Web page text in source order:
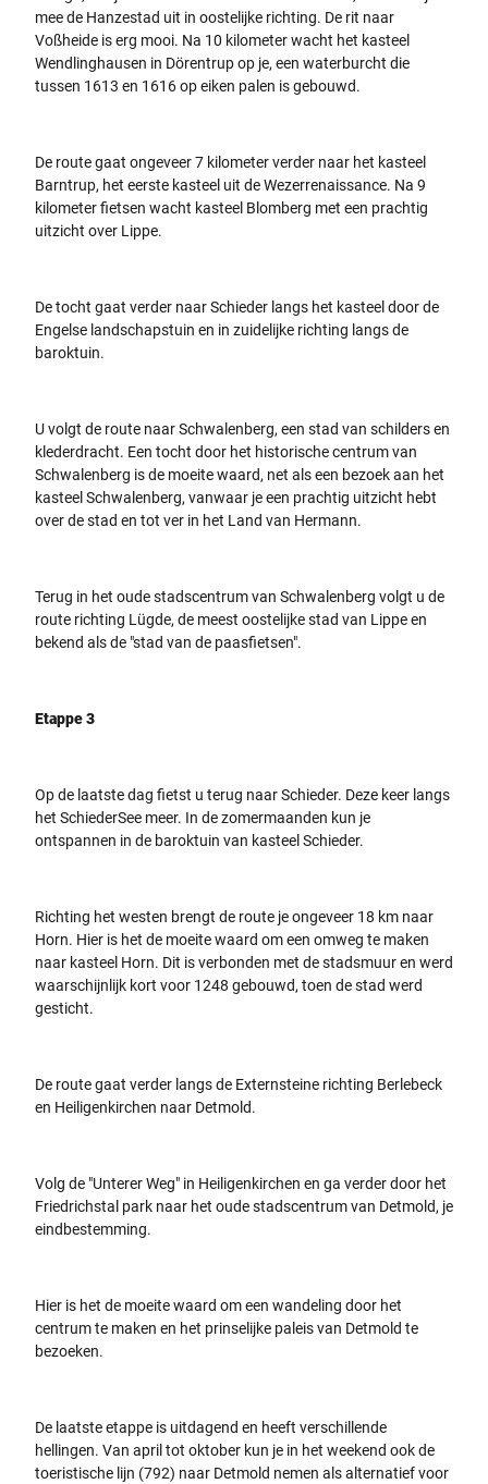
mee de Hanzestad uit in oostelijke richting. De rit naar
Voßheide is erg mooi. Na 10 kilometer wacht het kasteel
Wendlinghausen in Dörentrup op je, een waterburcht die
tussen 1613 en 1616 op eiken palen is gebouwd.
De route gaat ongeveer 7 kilometer verder naar het kasteel
Barntrup, het eerste kasteel uit de Wezerrenaissance. Na 9
kilometer fietsen wacht kasteel Blomberg met een prachtig
uitzicht over Lippe.
De tocht gaat verder naar Schieder langs het kasteel door de
Engelse landschapstuin en in zuidelijke richting langs de
baroktuin.
U volgt de route naar Schwalenberg, een stad van schilders en
klederdracht. Een tocht door het historische centrum van
Schwalenberg is de moeite waard, net als een bezoek aan het
kasteel Schwalenberg, vanwaar je een prachtig uitzicht hebt
over de stad en tot ver in het Land van Hermann.
Terug in het oude stadscentrum van Schwalenberg volgt u de
route richting Lügde, de meest oostelijke stad van Lippe en
bekend als de "stad van de paasfietsen".
Etappe 3
Op de laatste dag fietst u terug naar Schieder. Deze keer langs
het SchiederSee meer. In de zomermaanden kun je
ontspannen in de baroktuin van kasteel Schieder.
Richting het westen brengt de route je ongeveer 18 km naar
Horn. Hier is het de moeite waard om een omweg te maken
naar kasteel Horn. Dit is verbonden met de stadsmuur en werd
waarschijnlijk kort voor 1248 gebouwd, toen de stad werd
gesticht.
De route gaat verder langs de Externsteine richting Berlebeck
en Heiligenkirchen naar Detmold.
Volg de "Unterer Weg" in Heiligenkirchen en ga verder door het
Friedrichstal park naar het oude stadscentrum van Detmold, je
eindbestemming.
Hier is het de moeite waard om een wandeling door het
centrum te maken en het prinselijke paleis van Detmold te
bezoeken.
De laatste etappe is uitdagend en heeft verschillende
hellingen. Van april tot oktober kun je in het weekend ook de
toeristische lijn (792) naar Detmold nemen als alternatief voor